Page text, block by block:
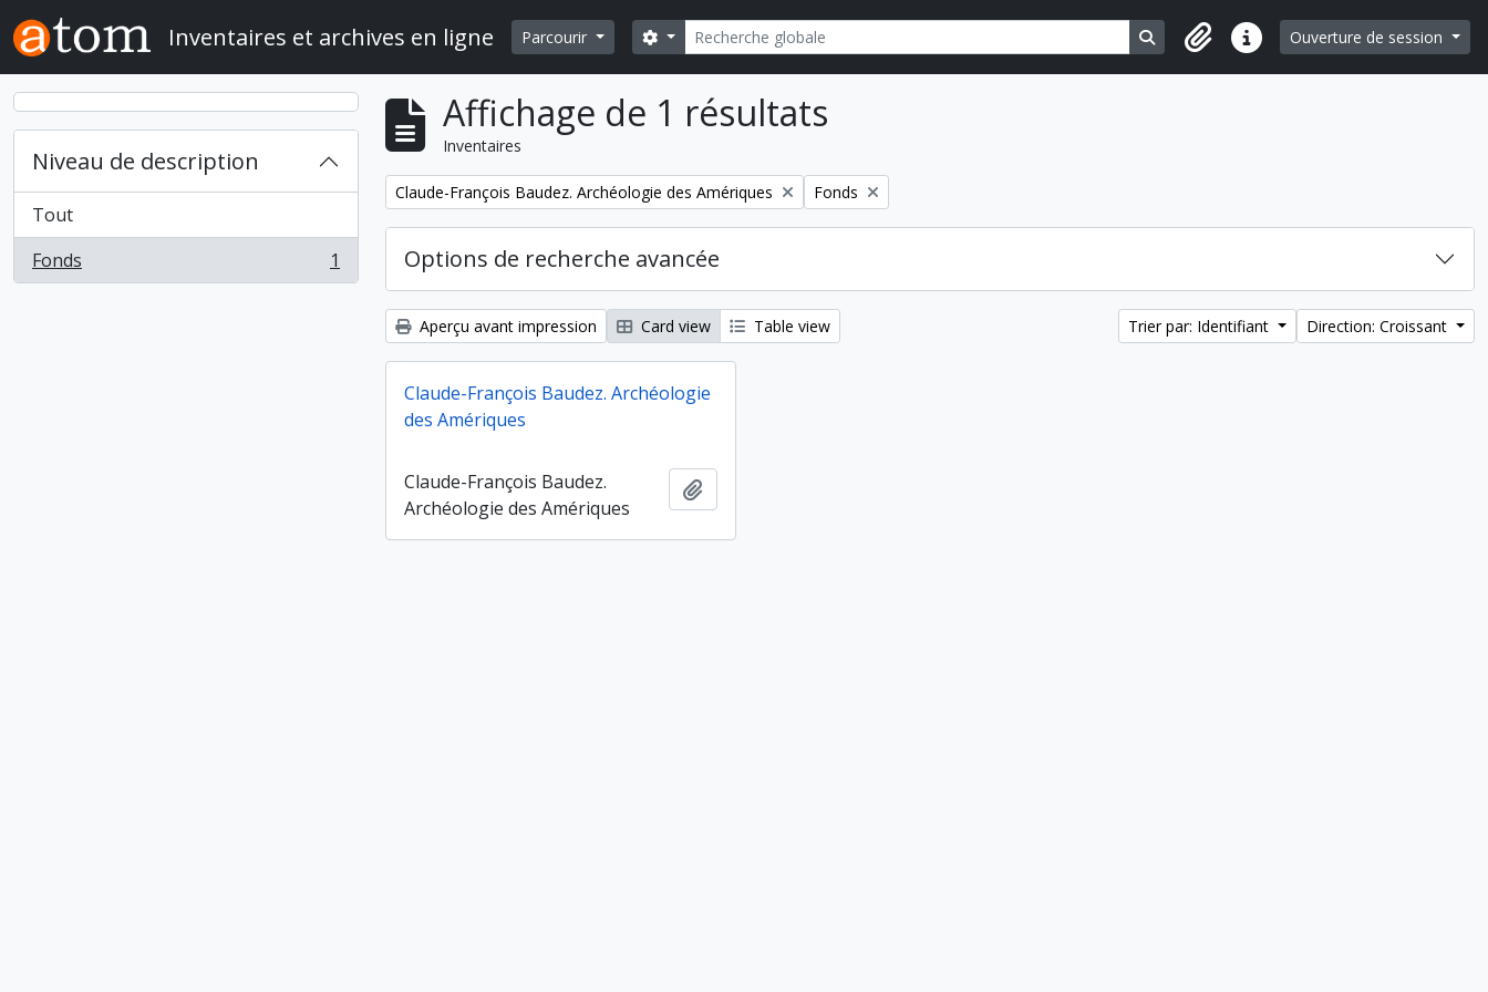
Skip to main content
Inventaires et archives en ligne Parcourir Rechercher
Search options Search in browse page
Liens rapidesOuverture de session
Niveau de description
Tout
Fonds
, 1 résultats 1
Affichage de 1 résultats
Inventaires
Remove filter:
Claude-François Baudez. Archéologie des Amériques Remove filter:
Fonds
Options de recherche avancée
Aperçu avant impression Card view Table view Trier par: Identifiant Direction: Croissant
Claude-François Baudez. Archéologie
des Amériques
Claude-François Baudez.
Archéologie des Amériques